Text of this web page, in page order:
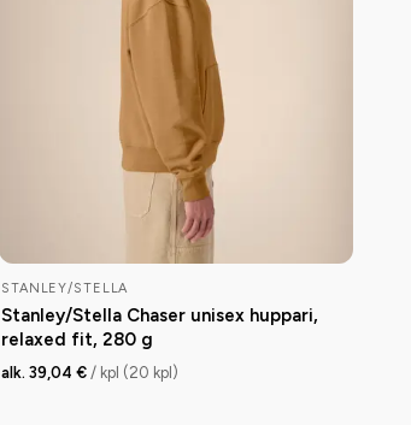
STANLEY/STELLA
Stanley/Stella Chaser unisex huppari,
relaxed fit, 280 g
alk. 39,04 € / kpl (20 kpl)